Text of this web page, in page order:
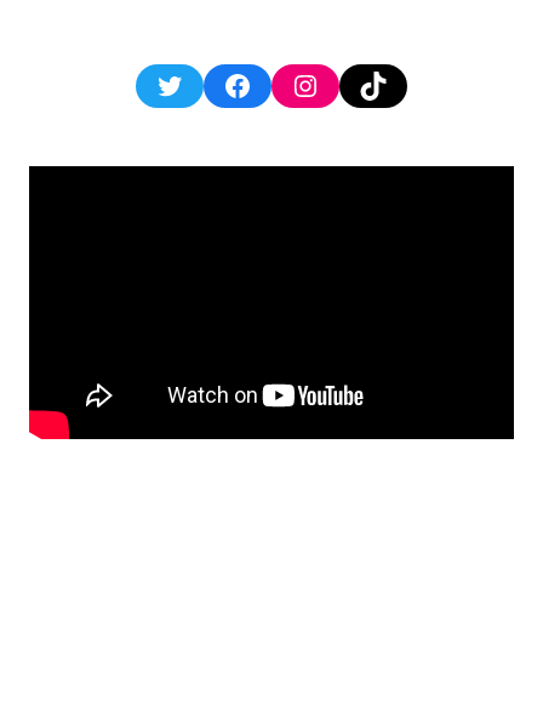
TwitterFacebookInstagram
TikTok